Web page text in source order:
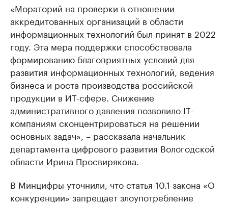
«Мораторий на проверки в отношении
аккредитованных организаций в области
информационных технологий был принят в 2022
году. Эта мера поддержки способствовала
формированию благоприятных условий для
развития информационных технологий, ведения
бизнеса и роста производства российской
продукции в ИТ-сфере. Снижение
административного давления позволило IT-
компаниям сконцентрироваться на решении
основных задач», – рассказала начальник
департамента цифрового развития Вологодской
области Ирина Просвирякова.
В Минцифры уточнили, что статья 10.1 закона «О
конкуренции» запрещает злоупотребление